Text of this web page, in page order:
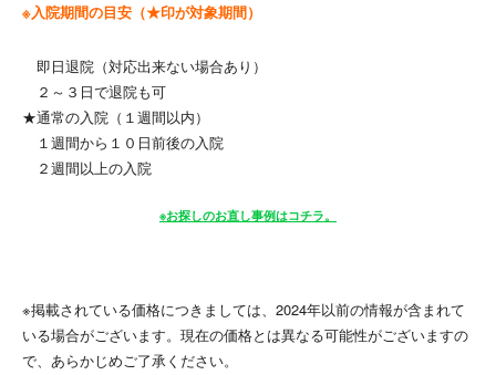
※入院期間の目安（★印が対象期間）
即日退院（対応出来ない場合あり）
２～３日で退院も可
★通常の入院（１週間以内）
１週間から１０日前後の入院
２週間以上の入院
※お探しのお直し事例はコチラ。
※掲載されている価格につきましては、2024年以前の情報が含まれて
いる場合がございます。現在の価格とは異なる可能性がございますの
で、あらかじめご了承ください。